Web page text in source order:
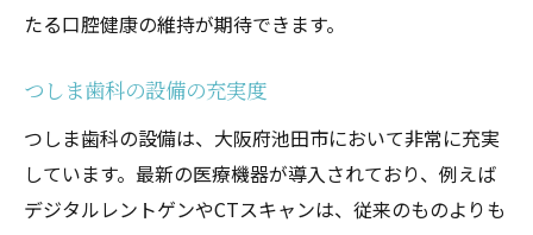
たる口腔健康の維持が期待できます。
つしま歯科の設備の充実度
つしま歯科の設備は、大阪府池田市において非常に充実
しています。最新の医療機器が導入されており、例えば
デジタルレントゲンやCTスキャンは、従来のものよりも